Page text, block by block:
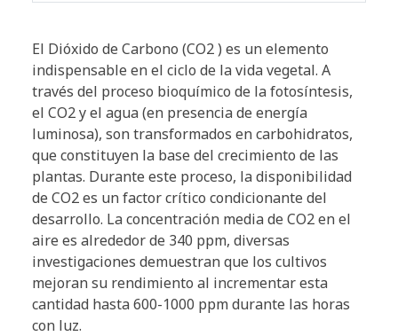
El Dióxido de Carbono (CO2 ) es un elemento
indispensable en el ciclo de la vida vegetal. A
través del proceso bioquímico de la fotosíntesis,
el CO2 y el agua (en presencia de energía
luminosa), son transformados en carbohidratos,
que constituyen la base del crecimiento de las
plantas. Durante este proceso, la disponibilidad
de CO2 es un factor crítico condicionante del
desarrollo. La concentración media de CO2 en el
aire es alrededor de 340 ppm, diversas
investigaciones demuestran que los cultivos
mejoran su rendimiento al incrementar esta
cantidad hasta 600-1000 ppm durante las horas
con luz.